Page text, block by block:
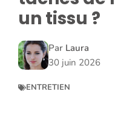
un tissu ?
Par Laura
30 juin 2026
ENTRETIEN